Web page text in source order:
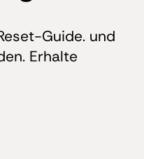
Guide. und
Erhalte